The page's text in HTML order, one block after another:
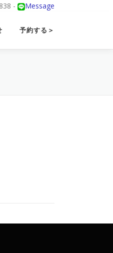
-
Message
予約する＞